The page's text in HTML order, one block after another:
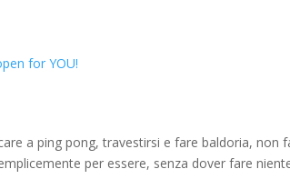
for YOU!
a ping pong, travestirsi e fare baldoria, non
per essere, senza dover fare